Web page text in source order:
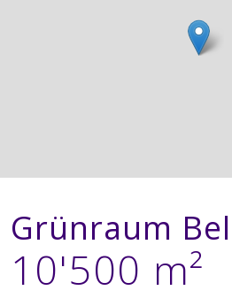
Grünraum
10'500 m²